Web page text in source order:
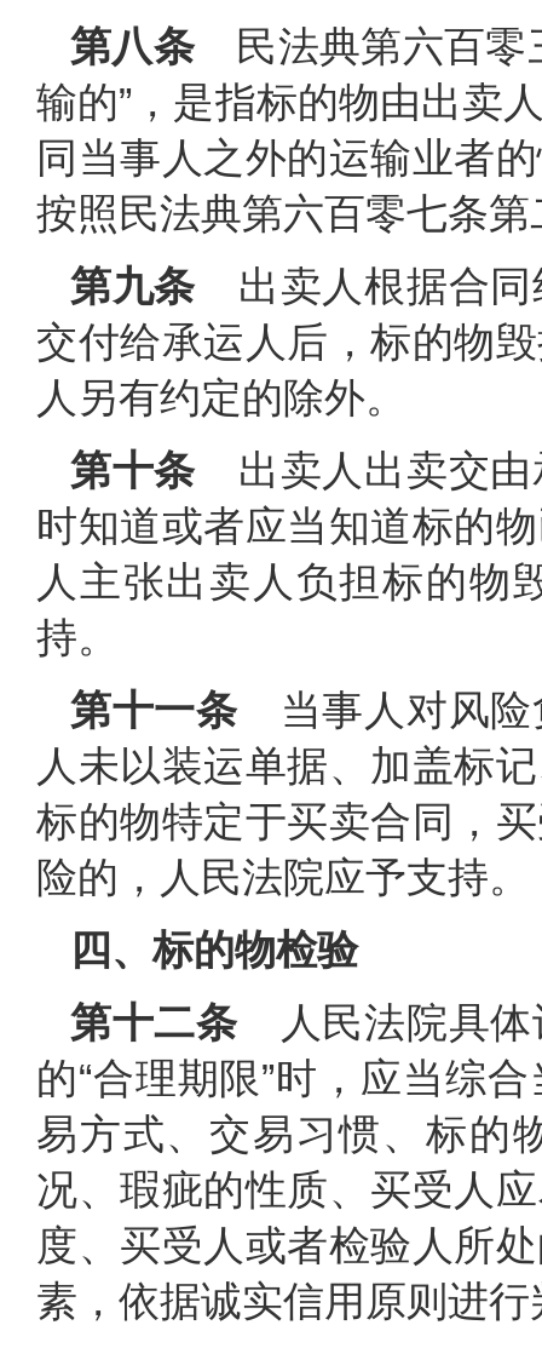
第八条民法典第六百零
输的”，是指标的物由出卖
同当事人之外的运输业者
按照民法典第六百零七条
第九条 出卖人根据合同
交付给承运人后，标的物
人另有约定的除外。
第十条 出卖人出卖交由
时知道或者应当知道标的
人主张出卖人负担标的物
持。
第十一条当事人对风险
人未以装运单据、加盖标
标的物特定于买卖合同，
险的，人民法院应予支持。
四、标的物检验
第十二条人民法院具体
的“合理期限”时，应当综
易方式、交易习惯、标的
况、瑕疵的性质、买受人
度、买受人或者检验人所
素，依据诚实信用原则进行